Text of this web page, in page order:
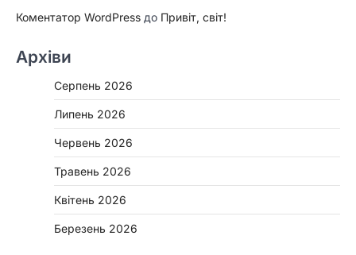
Коментатор WordPress до Привіт, світ!
Архіви
Серпень 2026
Липень 2026
Червень 2026
Травень 2026
Квітень 2026
Березень 2026